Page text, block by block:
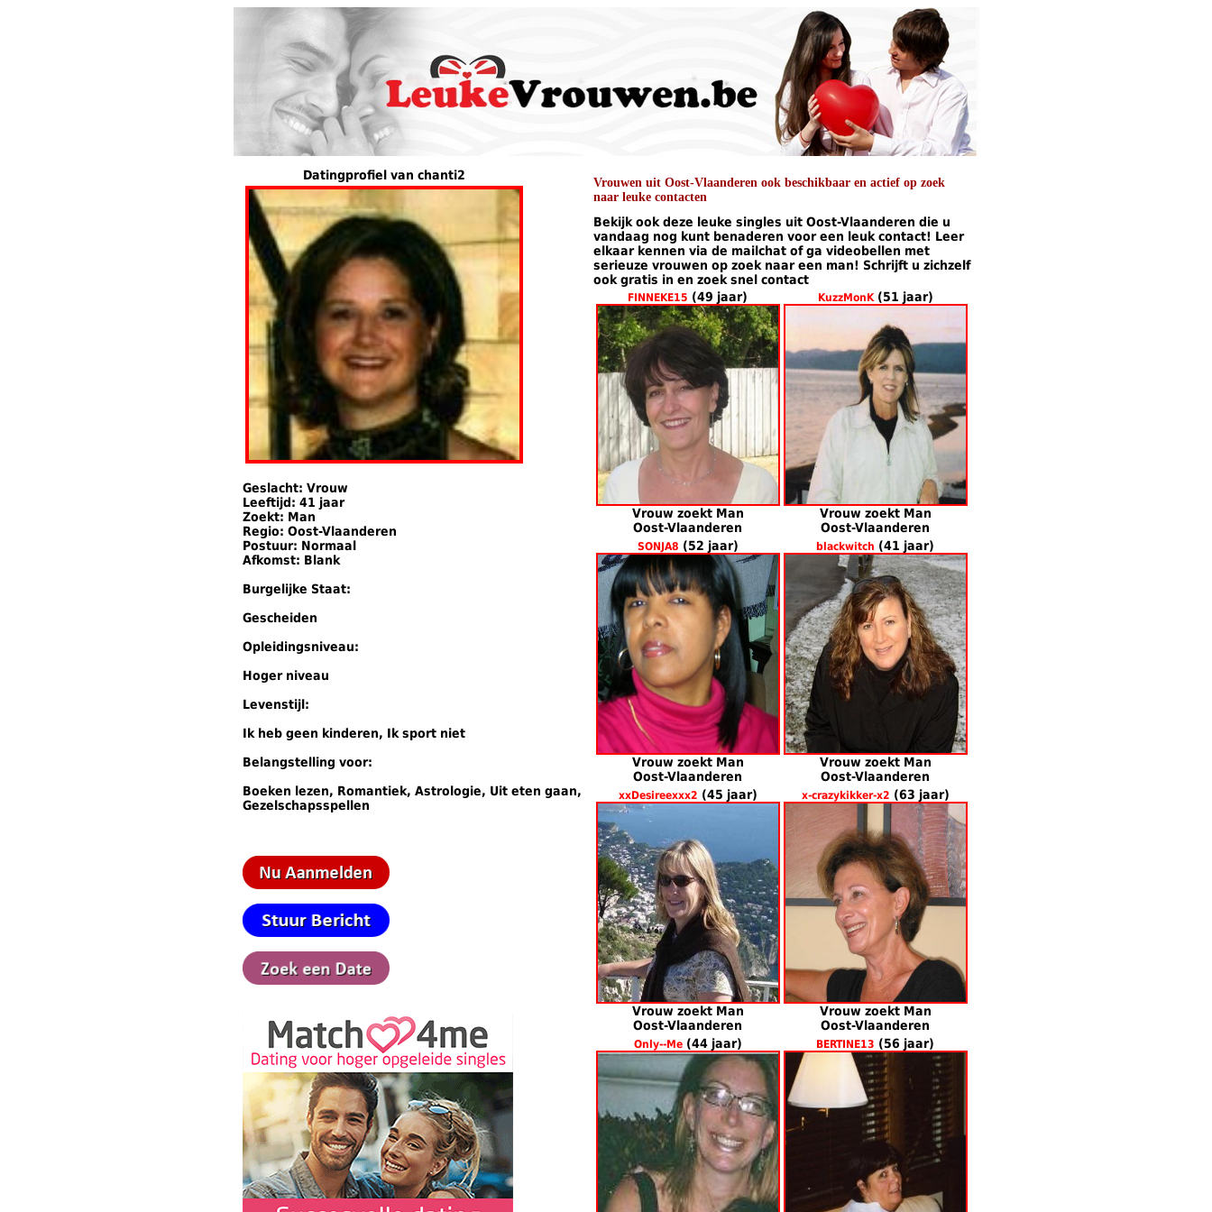
Datingprofiel van chanti2
Geslacht: Vrouw
Leeftijd: 41 jaar
Zoekt: Man
Regio: Oost-Vlaanderen
Postuur: Normaal
Afkomst: Blank
Burgelijke Staat:
Gescheiden
Opleidingsniveau:
Hoger niveau
Levenstijl:
Ik heb geen kinderen, Ik sport niet
Belangstelling voor:
Boeken lezen, Romantiek, Astrologie, Uit eten gaan,
Gezelschapsspellen
Vrouwen uit Oost-Vlaanderen ook beschikbaar en actief op zoek
naar leuke contacten
Bekijk ook deze leuke singles uit Oost-Vlaanderen die u
vandaag nog kunt benaderen voor een leuk contact! Leer
elkaar kennen via de mailchat of ga videobellen met
serieuze vrouwen op zoek naar een man! Schrijft u zichzelf
ook gratis in en zoek snel contact
FINNEKE15 (49 jaar)
Vrouw zoekt Man
Oost-Vlaanderen
KuzzMonK(51 jaar)
Vrouw zoekt Man
Oost-Vlaanderen
SONJA8 (52 jaar)
Vrouw zoekt Man
Oost-Vlaanderen
blackwitch (41 jaar)
Vrouw zoekt Man
Oost-Vlaanderen
xxDesireexxx2 (45 jaar)
Vrouw zoekt Man
Oost-Vlaanderen
x-crazykikker-x2 (63 jaar)
Vrouw zoekt Man
Oost-Vlaanderen
Only--Me(44 jaar) BERTINE13 (56 jaar)